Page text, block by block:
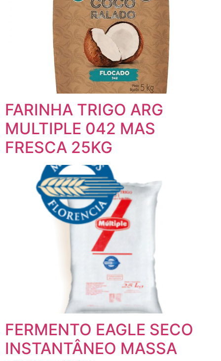
FARINHA TRIGO ARG
MULTIPLE 042 MAS
FRESCA 25KG
FERMENTO EAGLE SECO
INSTANTÂNEO MASSA